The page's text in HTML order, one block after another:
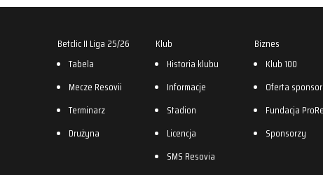
Betclic II Liga 25/26
Tabela
Mecze Resovii
Terminarz
Drużyna
Klub
Historia klubu
Informacje
Stadion
Licencja
SMS Resovia
Biznes
Klub 100
Oferta
Fundacja
Sponsorzy